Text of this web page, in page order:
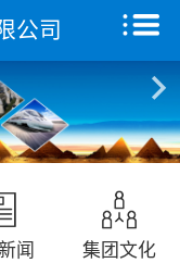
公司
闻 集团文化
首页
关于我们
产品中心
远征研发中心